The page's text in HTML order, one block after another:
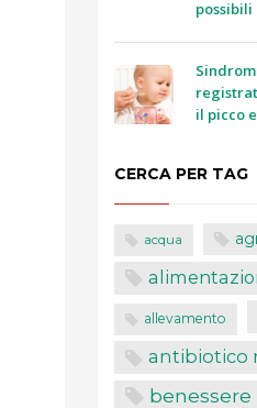
il picco
CERCA PER TAG
acqua
allevamento
antibiotico